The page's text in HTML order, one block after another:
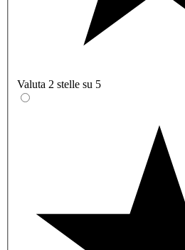
Valuta 2 stelle su 5